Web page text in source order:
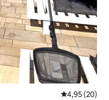
Évaluation
4,95 (20)